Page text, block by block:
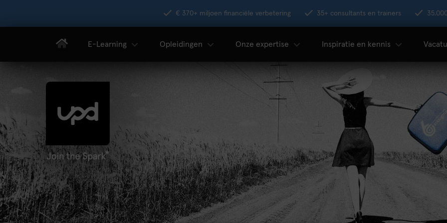
€ 370+ miljoen financiële verbetering 35+ consultants en trainers
E-Learning Opleidingen Onze expertise Inspiratie en kennis